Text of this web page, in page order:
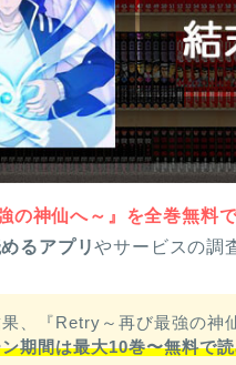
の神仙へ～』を全巻無料
るアプリやサービスの調
、『Retry～再び最強の神
期間は最大10巻〜無料で